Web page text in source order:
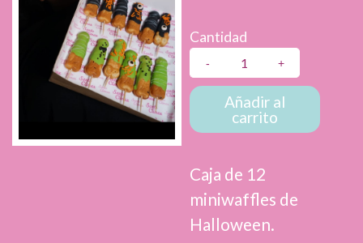
Cantidad
Halloween
cantidadAñadir al
carrito
Caja de 12
miniwaffles de
Halloween.